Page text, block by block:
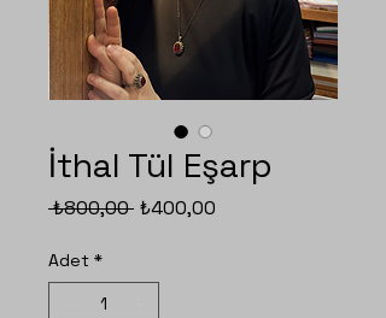
İthal Tül Eşarp
₺800,00 Normal
₺400,00
Adet *